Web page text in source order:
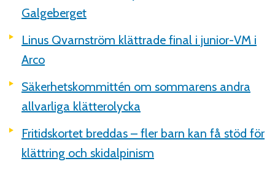
Galgeberget
Linus Qvarnström klättrade final i junior-VM i
Arco
Säkerhetskommittén om sommarens andra
allvarliga klätterolycka
Fritidskortet breddas – fler barn kan få stöd för
klättring och skidalpinism